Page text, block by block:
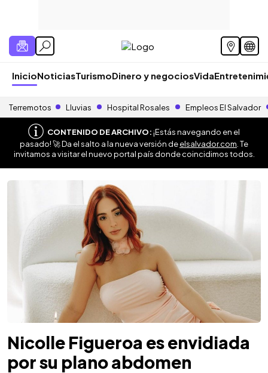
InicioNoticiasTurismoDinero y negociosVida
Terremotos Lluvias Hospital Rosales Empleos El Salvador
CONTENIDO DE ARCHIVO:¡Estás navegando en el
pasado! 🚀 Da el salto a la nueva versión deelsalvador.com . Te
invitamos a visitar el nuevo portal país donde coincidimos todos.
Nicolle Figueroa es envidiada
por su plano abdomen